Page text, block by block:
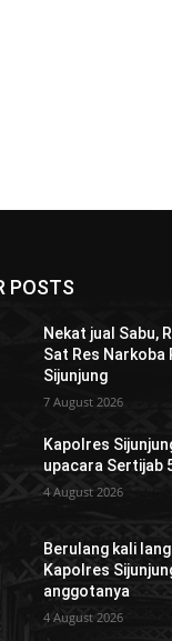
POSTS
Nekat jual Sabu,
Sat Res Narkoba
Sijunjung
7 August 2026
Kapolres
upacara Sertijab
4 August 2026
Berulang kali
Kapolres
anggotanya
4 August 2026